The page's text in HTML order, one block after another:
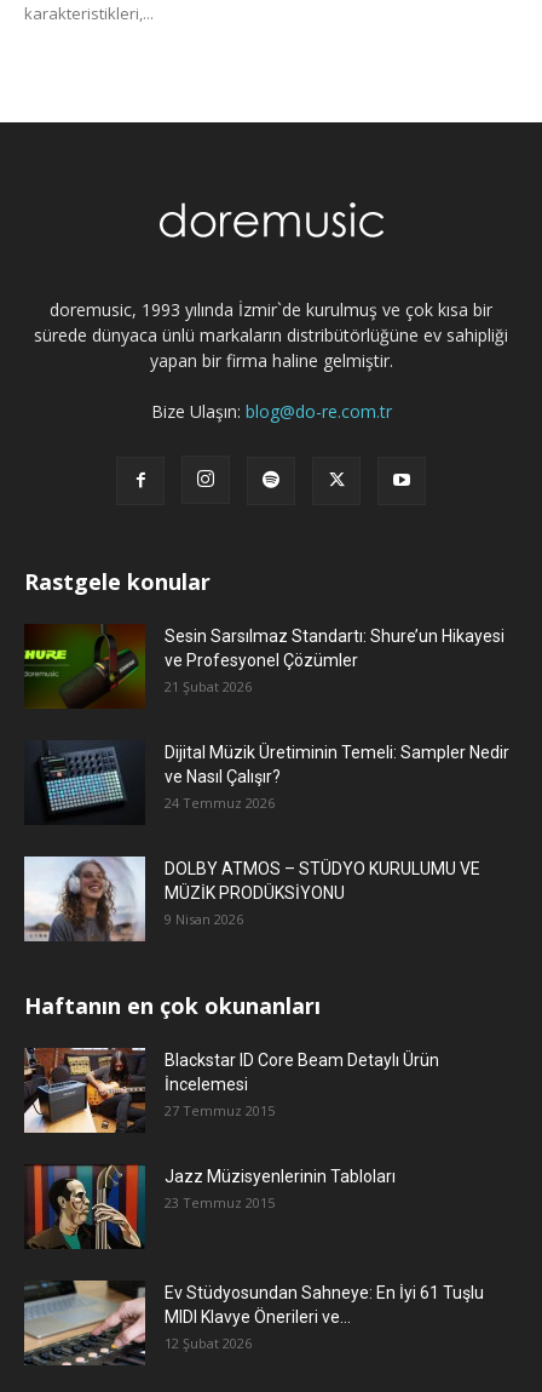
karakteristikleri,...
doremusic, 1993 yılında İzmir`de kurulmuş ve çok kısa bir
sürede dünyaca ünlü markaların distribütörlüğüne ev sahipliği
yapan bir firma haline gelmiştir.
Bize Ulaşın: blog@do-re.com.tr
Rastgele konular
Sesin Sarsılmaz Standartı: Shure’un Hikayesi
ve Profesyonel Çözümler
21 Şubat 2026
Dijital Müzik Üretiminin Temeli: Sampler Nedir
ve Nasıl Çalışır?
24 Temmuz 2026
DOLBY ATMOS – STÜDYO KURULUMU VE
MÜZİK PRODÜKSİYONU
9 Nisan 2026
Haftanın en çok okunanları
Blackstar ID Core Beam Detaylı Ürün
İncelemesi
27 Temmuz 2015
Jazz Müzisyenlerinin Tabloları
23 Temmuz 2015
Ev Stüdyosundan Sahneye: En İyi 61 Tuşlu
MIDI Klavye Önerileri ve...
12 Şubat 2026